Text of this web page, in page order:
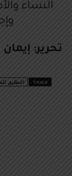
النساء
تحرير: إيمان
TAGS التطليق